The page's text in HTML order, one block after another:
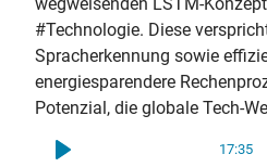
#Technologie. Diese
Spracherkennung sowie
energiesparendere
Potenzial, die globale Tech-
17:35